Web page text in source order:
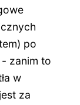
po
zanim to
w
za